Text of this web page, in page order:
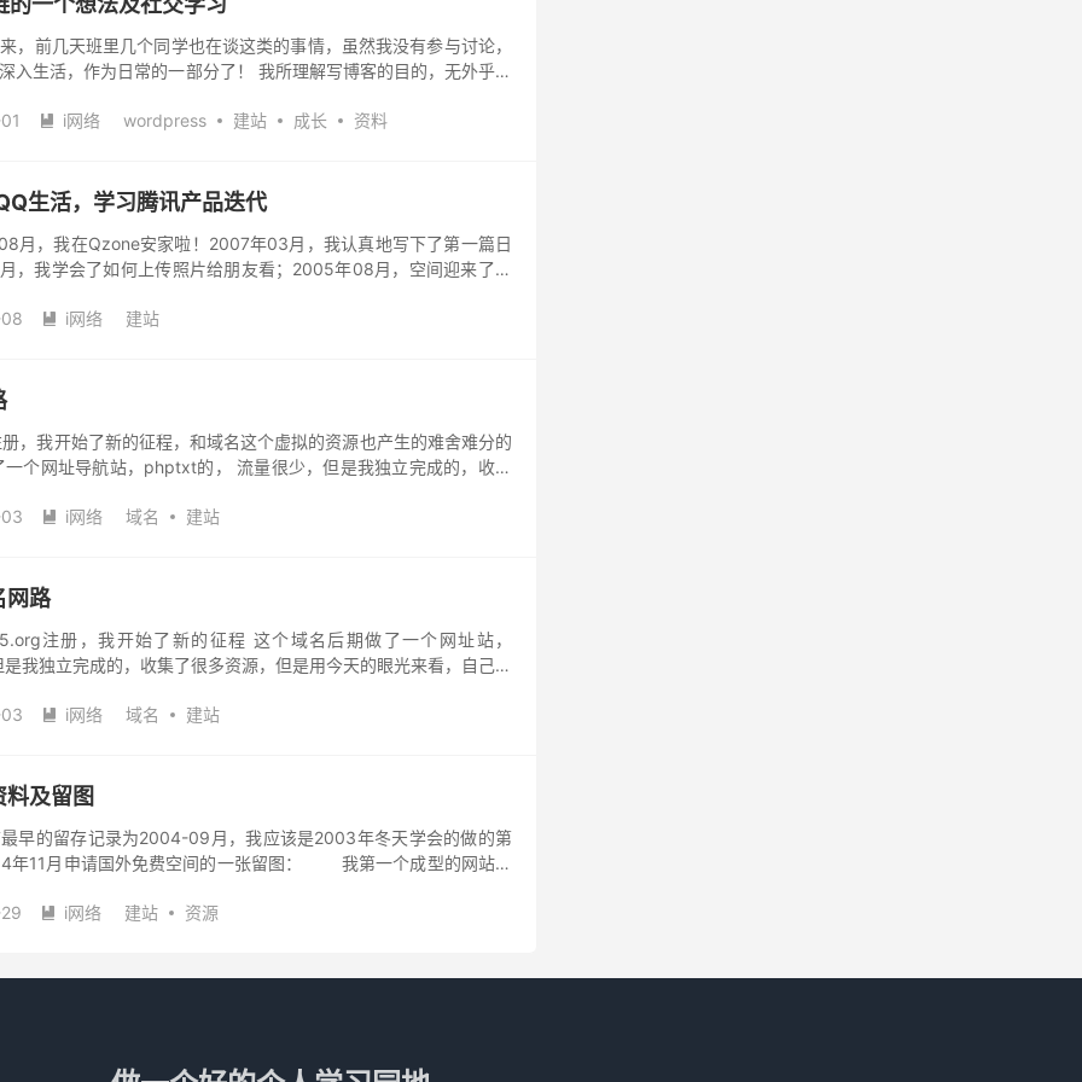
，前几天班里几个同学也在谈这类的事情，虽然我没有参与讨论，
入生活，作为日常的一部分了！ 我所理解写博客的目的，无外乎是
 i网络 wordpress 建站 成长 资料
生活，学习腾讯产品迭代
月，我在Qzone安家啦！2007年03月，我认真地写下了第一篇日
，我学会了如何上传照片给朋友看；2005年08月，空间迎来了第
 i网络 建站
，我开始了新的征程，和域名这个虚拟的资源也产生的难舍难分的
个网址导航站，phptxt的， 流量很少，但是我独立完成的，收集
 i网络 域名 建站
网路
注册，我开始了新的征程 这个域名后期做了一个网址站，
我独立完成的，收集了很多资源，但是用今天的眼光来看，自己当
 i网络 域名 建站
及留图
早的留存记录为2004-09月，我应该是2003年冬天学会的做的第
年11月申请国外免费空间的一张留图： 我第一个成型的网站应
 i网络 建站 资源